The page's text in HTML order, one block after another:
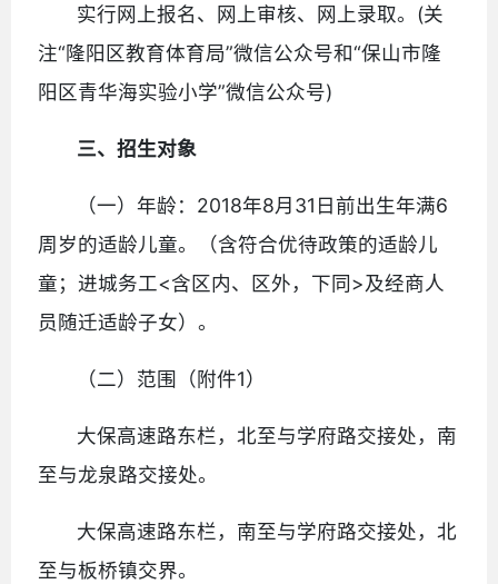
实行网上报名、网上审核、网上录取。(关
注“隆阳区教育体育局”微信公众号和“保山市隆
阳区青华海实验小学”微信公众号)
三、招生对象
（一）年龄：2018年8月31日前出生年满6
周岁的适龄儿童。（含符合优待政策的适龄儿
童；进城务工<含区内、区外，下同>及经商人
员随迁适龄子女）。
（二）范围（附件1）
大保高速路东栏，北至与学府路交接处，南
至与龙泉路交接处。
大保高速路东栏，南至与学府路交接处，北
至与板桥镇交界。